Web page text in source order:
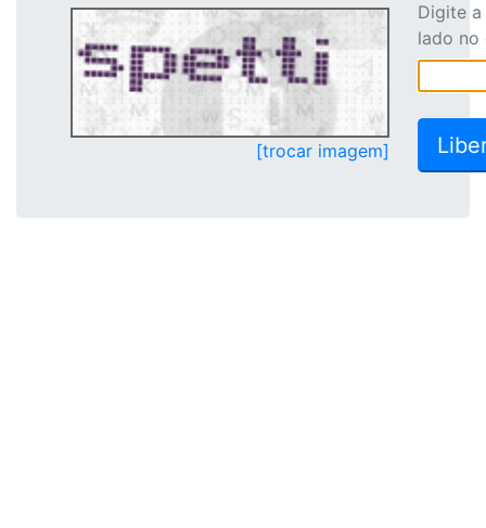
[trocar imagem]
Digite
lado no